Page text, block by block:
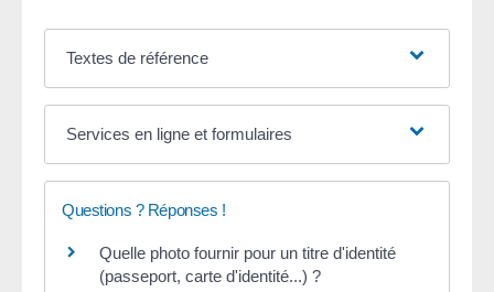
Textes de référence
Services en ligne et formulaires
Questions ? Réponses !
Quelle photo fournir pour un titre d'identité
(passeport, carte d'identité...) ?